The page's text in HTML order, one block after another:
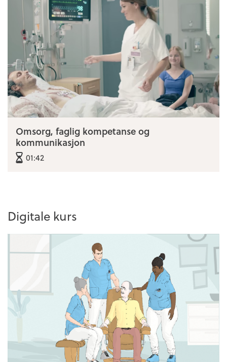
Omsorg, faglig kompetanse og
kommunikasjon
01:42
Digitale kurs